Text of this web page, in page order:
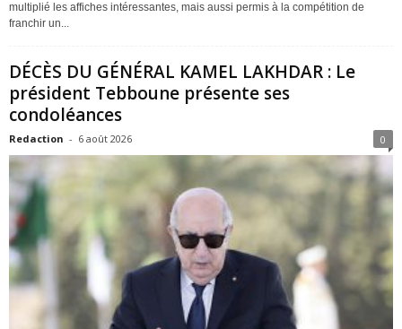
multiplié les affiches intéressantes, mais aussi permis à la compétition de
franchir un...
DÉCÈS DU GÉNÉRAL KAMEL LAKHDAR : Le
président Tebboune présente ses
condoléances
Redaction - 6 août 2026 0